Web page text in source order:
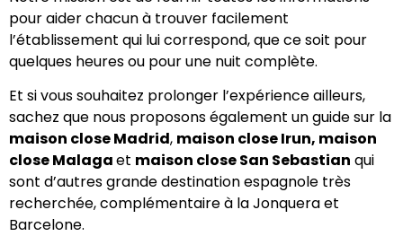
pour aider chacun à trouver facilement
l’établissement qui lui correspond, que ce soit pour
quelques heures ou pour une nuit complète.
Et si vous souhaitez prolonger l’expérience ailleurs,
sachez que nous proposons également un guide sur la
maison close Madrid, maison close Irun, maison
close Malagaet maison close San Sebastian qui
sont d’autres grande destination espagnole très
recherchée, complémentaire à la Jonquera et
Barcelone.